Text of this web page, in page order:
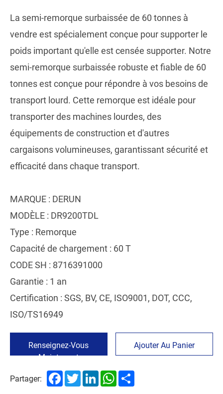
La semi-remorque surbaissée de 60 tonnes à
vendre est spécialement conçue pour supporter le
poids important qu'elle est censée supporter. Notre
semi-remorque surbaissée robuste et fiable de 60
tonnes est conçue pour répondre à vos besoins de
transport lourd. Cette remorque est idéale pour
transporter des machines lourdes, des
équipements de construction et d'autres
cargaisons volumineuses, garantissant sécurité et
efficacité dans chaque transport.
MARQUE : DERUN
MODÈLE : DR9200TDL
Type : Remorque
Capacité de chargement : 60 T
CODE SH : 8716391000
Garantie : 1 an
Certification : SGS, BV, CE, ISO9001, DOT, CCC,
ISO/TS16949
Renseignez-Vous
Maintenant
Ajouter Au Panier
Partager: FacebookTwitterLinkedInWhatsApp